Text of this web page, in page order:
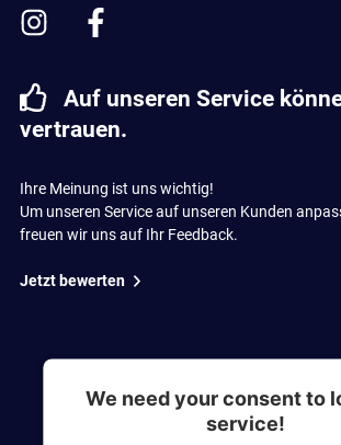
Auf unseren Service
vertrauen.
Ihre Meinung ist uns wichtig!
Um unseren Service auf unseren Kunden
freuen wir uns auf Ihr Feedback.
Jetzt bewerten
We need your consent to
service!